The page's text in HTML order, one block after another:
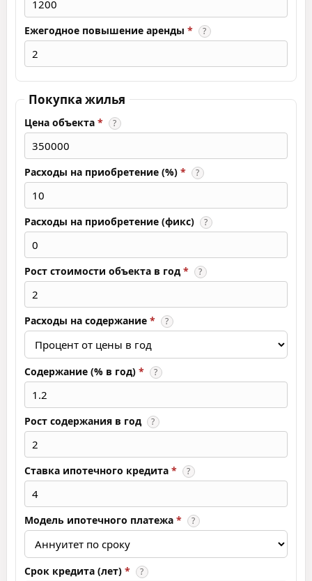
Ежегодное повышение аренды * ?
Покупка жилья
Цена объекта * ?
Расходы на приобретение (%) * ?
Расходы на приобретение (фикс) ?
Рост стоимости объекта в год * ?
Расходы на содержание * ?
Содержание (% в год) * ?
Рост содержания в год ?
Ставка ипотечного кредита * ?
Модель ипотечного платежа * ?
Срок кредита (лет) * ?